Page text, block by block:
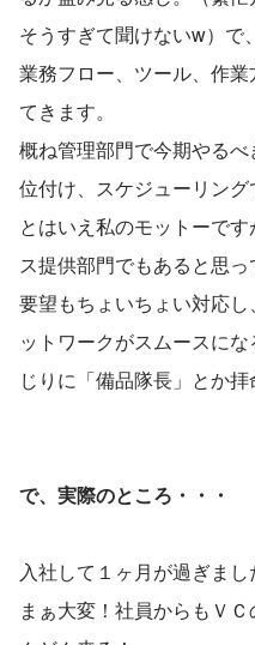
そうすぎて聞けないw）で
業務フロー、ツール、作
てきます。
概ね管理部門で今期やる
位付け、スケジューリング
とはいえ私のモットーで
ス提供部門でもあると思
要望もちょいちょい対応
ットワークがスムースに
じりに「備品隊長」とか
で、実際のところ・・・
入社して１ヶ月が過ぎまし
まぁ大変！社員からもＶ